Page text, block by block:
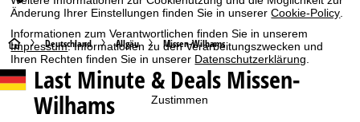
Änderung Ihrer Einstellungen finden Sie in unsererCookie-Policy.
Informationen zum Verantwortlichen finden Sie in unserem
Impressum. Informationen zu den Verarbeitungszwecken und
Ihren Rechten finden Sie in unserer Datenschutzerklärung.
Zustimmen
S
t
Deutschland Allgäu Missen-Wilhams
Last Minute & Deals Missen-
Wilhams